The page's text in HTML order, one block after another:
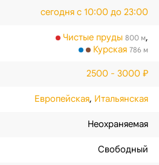
сегодня с 10:00 до 23:00
Чистые пруды 800 м,
Курская 786 м
2500 - 3000 ₽
Европейская, Итальянская
Неохраняемая
Свободный